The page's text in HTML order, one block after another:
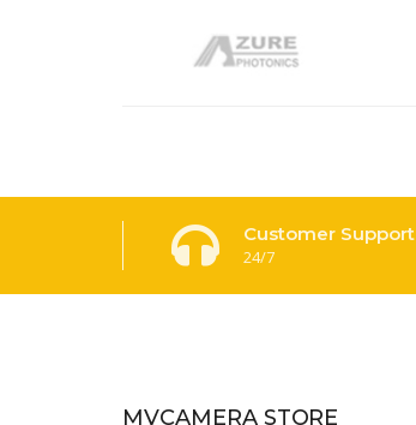
Customer Support
24/7
MVCAMERA STORE